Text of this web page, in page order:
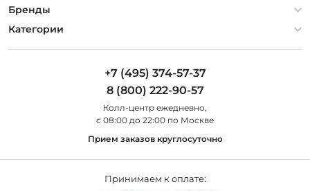
Гарантия
Оплата и доставка
О компании
Контакты
Бренды
Artelamp
Категории
Люстры
Уличные светильники
+7 (495) 374-57-37
8 (800) 222-90-57
Колл-центр eжедневно,
с 08:00 до 22:00 по Москве
Прием заказов круглосуточно
Принимаем к оплате: